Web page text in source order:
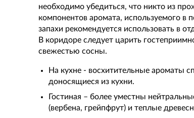
необходимо убедиться, что никто из
компонентов аромата, используемого в
запахи рекомендуется использовать в
В коридоре следует царить
свежестью сосны.
На кухне - восхитительные ароматы
доносящиеся из кухни.
Гостиная – более уместны
(вербена, грейпфрут) и теплые